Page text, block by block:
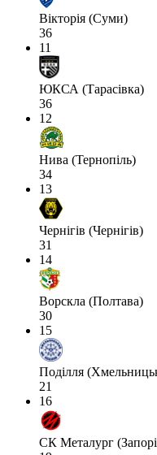
Вікторія (Суми)
36
11
ЮКСА (Тарасівка)
36
12
Нива (Тернопіль)
34
13
Чернігів (Чернігів)
31
14
Ворскла (Полтава)
30
15
Поділля
21
16
СК Металург